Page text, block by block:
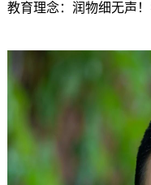
教育理念：润物细无声